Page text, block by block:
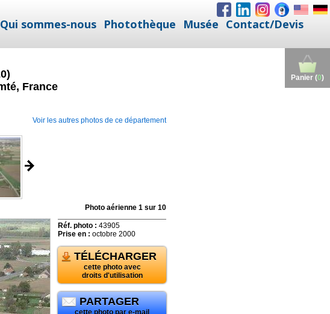
Qui sommes-nous Photothèque Musée Contact/Devis